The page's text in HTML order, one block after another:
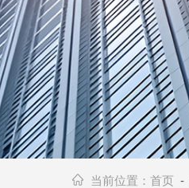
当前位置：首页